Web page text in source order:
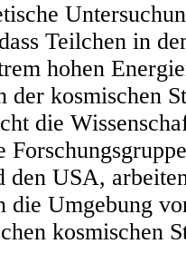
Teilchen in
hohen
der kosmischen
die
den USA,
die Umgebung
kosmischen